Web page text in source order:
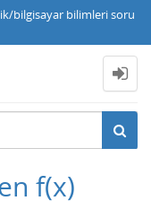
bilgisayar bilimleri soru
f(x)